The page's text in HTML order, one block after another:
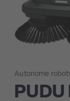
Autonome
PUDU